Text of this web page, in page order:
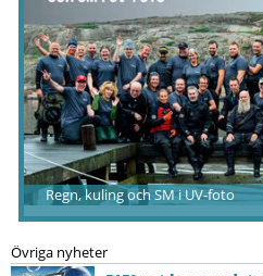
Regn, kuling och SM i UV-foto
Övriga nyheter